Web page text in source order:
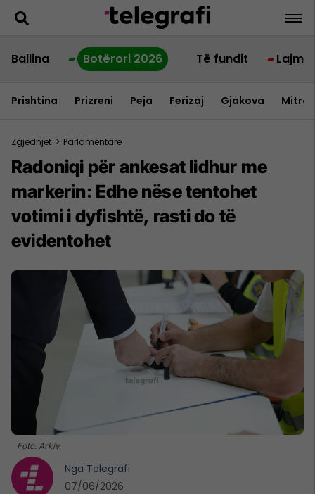
Ballina Botërori 2026 Të fundit Lajme
Prishtina Prizreni Peja Ferizaj Gjakova
Zgjedhjet > Parlamentare
Radoniqi për ankesat lidhur me
markerin: Edhe nëse tentohet
votimi i dyfishtë, rasti do të
evidentohet
Foto: Arkiv
Nga Telegrafi
07/06/2026